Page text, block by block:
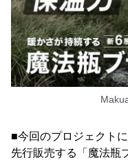
■今回のプロジェクト
先行販売する「魔法瓶